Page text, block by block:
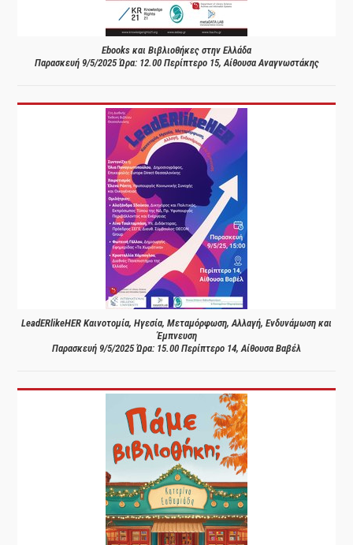
Ebooks και Βιβλιοθήκες στην Ελλάδα
Παρασκευή 9/5/2025 Ώρα: 12.00 Περίπτερο 15, Αίθουσα Αναγνωστάκης
LeadERlikeHER Καινοτομία, Ηγεσία, Μεταμόρφωση, Αλλαγή, Ενδυνάμωση και
Έμπνευση
Παρασκευή 9/5/2025 Ώρα: 15.00 Περίπτερο 14, Αίθουσα Βαβέλ